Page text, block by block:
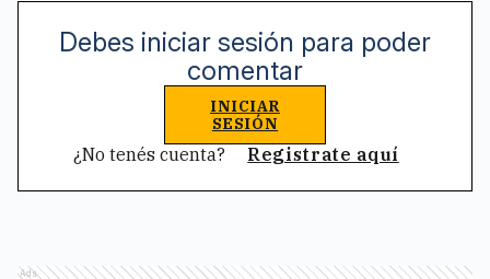
Debes iniciar sesión para poder
comentar
INICIAR
SESIÓN
¿No tenés cuenta? Registrate aquí
Ads